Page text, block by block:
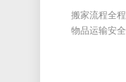
搬家流程全
物品运输安